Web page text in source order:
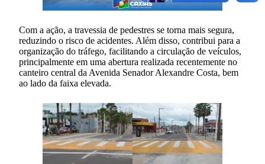
Com a ação, a travessia de pedestres se torna mais segura,
reduzindo o risco de acidentes. Além disso, contribui para a
organização do tráfego, facilitando a circulação de veículos,
principalmente em uma abertura realizada recentemente no
canteiro central da Avenida Senador Alexandre Costa, bem
ao lado da faixa elevada.